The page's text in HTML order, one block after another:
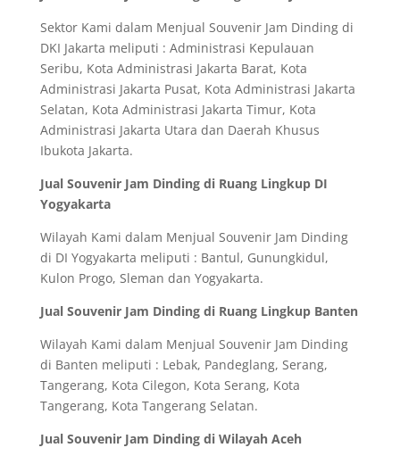
Sektor Kami dalam Menjual Souvenir Jam Dinding di
DKI Jakarta meliputi : Administrasi Kepulauan
Seribu, Kota Administrasi Jakarta Barat, Kota
Administrasi Jakarta Pusat, Kota Administrasi Jakarta
Selatan, Kota Administrasi Jakarta Timur, Kota
Administrasi Jakarta Utara dan Daerah Khusus
Ibukota Jakarta.
Jual Souvenir Jam Dinding di Ruang Lingkup DI
Yogyakarta
Wilayah Kami dalam Menjual Souvenir Jam Dinding
di DI Yogyakarta meliputi : Bantul, Gunungkidul,
Kulon Progo, Sleman dan Yogyakarta.
Jual Souvenir Jam Dinding di Ruang Lingkup Banten
Wilayah Kami dalam Menjual Souvenir Jam Dinding
di Banten meliputi : Lebak, Pandeglang, Serang,
Tangerang, Kota Cilegon, Kota Serang, Kota
Tangerang, Kota Tangerang Selatan.
Jual Souvenir Jam Dinding di Wilayah Aceh